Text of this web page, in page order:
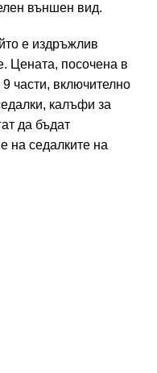
външен вид.
е издръжлив
Цената, посочена в
части, включително
калъфи за
да бъдат
на седалките на